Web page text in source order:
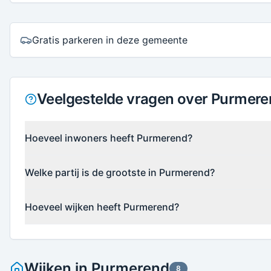
Gratis parkeren in deze gemeente
Veelgestelde vragen over
Hoeveel inwoners heeft Purmerend?
Welke partij is de grootste in Purmerend?
Hoeveel wijken heeft Purmerend?
8